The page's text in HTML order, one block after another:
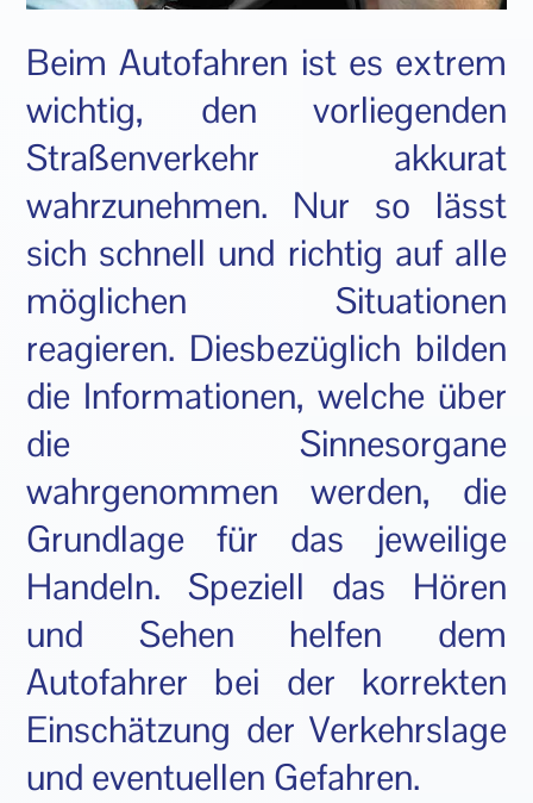
Beim Autofahren ist es extrem
wichtig, den vorliegenden
Straßenverkehr akkurat
wahrzunehmen. Nur so lässt
sich schnell und richtig auf alle
möglichen Situationen
reagieren. Diesbezüglich bilden
die Informationen, welche über
die Sinnesorgane
wahrgenommen werden, die
Grundlage für das jeweilige
Handeln. Speziell das Hören
und Sehen helfen dem
Autofahrer bei der korrekten
Einschätzung der Verkehrslage
und eventuellen Gefahren.